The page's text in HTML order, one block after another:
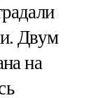
Двум
на